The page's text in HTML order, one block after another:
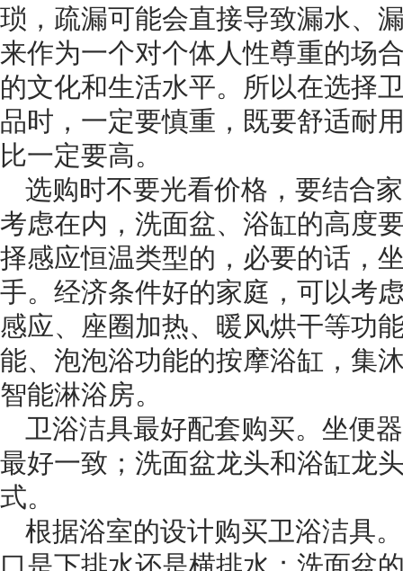
琐，疏漏可能会直接导致漏水、
来作为一个对个体人性尊重的场
的文化和生活水平。所以在选
品时，一定要慎重，既要舒适耐
比一定要高。
选购时不要光看价格，要结合
考虑在内，洗面盆、浴缸的高度
择感应恒温类型的，必要的话，
手。经济条件好的家庭，可以考
感应、座圈加热、暖风烘干等功
能、泡泡浴功能的按摩浴缸，集
智能淋浴房。
卫浴洁具最好配套购买。坐便
最好一致；洗面盆龙头和浴缸龙
式。
根据浴室的设计购买卫浴洁具